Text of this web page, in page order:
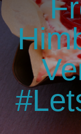
GlücksMond Atelier
Meine
Über mich